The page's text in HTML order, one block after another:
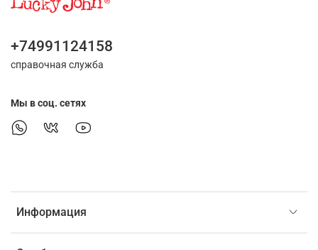
Информация
+74991124158
справочная служба
Мы в соц. сетях